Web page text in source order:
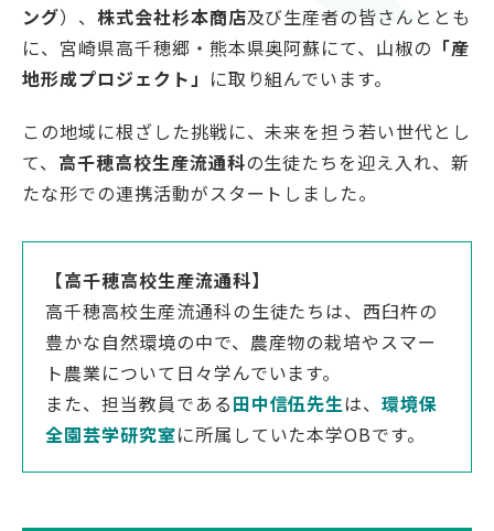
高校教員の方
企業の方
在学生・教職員の方
卒業生の方
地域の方
OFFICIAL SNS
南九州大学公式SNS
ング）、 株式会社杉本商店及び生産者の皆さんととも
に、宮崎県高千穂郷・熊本県奥阿蘇にて、山椒の 「産
地形成プロジェクト」 に取り組んでいます。
この地域に根ざした挑戦に、未来を担う若い世代とし
て、 高千穂高校生産流通科の生徒たちを迎え入れ、新
たな形での連携活動がスタートしました。
【高千穂高校生産流通科】
高千穂高校生産流通科の生徒たちは、西臼杵の
豊かな自然環境の中で、農産物の栽培やスマー
ト農業について日々学んでいます。
また、担当教員である田中信伍先生は、環境保
全園芸学研究室に所属していた本学OBです。